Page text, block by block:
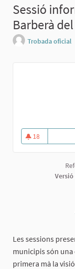
Sessió
Barberà
Trobada oficial
18
18 seguidores
Versió
Les sessions
municipis són
primera mà la